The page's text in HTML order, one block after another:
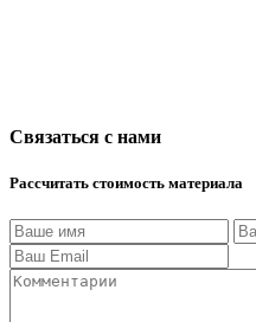
Связаться с нами
Рассчитать стоимость материала